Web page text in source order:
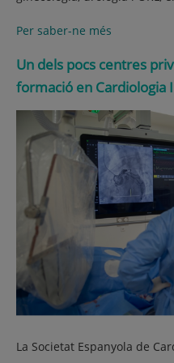
Per saber-ne més
Un dels pocs centres
formació en Cardiologia
La Societat Espanyola de